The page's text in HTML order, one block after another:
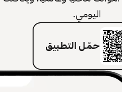
اليومي.
حمّل التطبيق